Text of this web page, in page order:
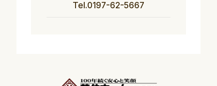
Tel.0197-62-5667